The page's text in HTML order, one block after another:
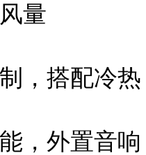
量
，搭配冷热
，外置音响